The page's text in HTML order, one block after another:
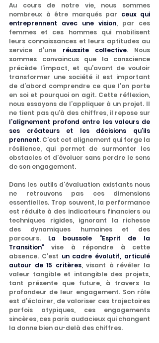
Au cours de notre vie, nous sommes
nombreux à être marqués par ceux qui
entreprennent avec une vision, par ces
femmes et ces hommes qui mobilisent
leurs connaissances et leurs aptitudes au
service d’une réussite collective. Nous
sommes convaincus que la conscience
précède l’impact, et qu’avant de vouloir
transformer une société il est important
de d’abord comprendre ce que l’on porte
en soi et pourquoi on agit. Cette réflexion,
nous essayons de l’appliquer à un projet. Il
l’alignement profond entre les valeurs de
ses créateurs et les décisions qu’ils
prennent. C’est cet alignement qui forge la
résilience, qui permet de surmonter les
obstacles et d’évoluer sans perdre le sens
de son engagement.
Dans les outils d’évaluation existants nous
ne retrouvons pas ces dimensions
essentielles. Trop souvent, la performance
est réduite à des indicateurs financiers ou
techniques rigides, ignorant la richesse
des dynamiques humaines et des
parcours. La boussole “Esprit de la
Transition” vise à répondre à cette
absence. C’est un cadre évolutif, articulé
autour de 15 critères, visant à révéler la
valeur tangible et intangible des projets,
tant présente que future, à travers la
profondeur de leur engagement. Son rôle
est d’éclairer, de valoriser ces trajectoires
parfois atypiques, ces engagements
sincères, ces paris audacieux qui changent
la donne bien au-delà des chiffres.